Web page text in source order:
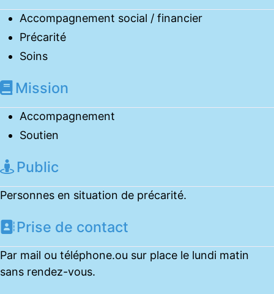
Accompagnement social / financier
Précarité
Soins
Mission
Accompagnement
Soutien
Public
Personnes en situation de précarité.
Prise de contact
Par mail ou téléphone.ou sur place le lundi matin
sans rendez-vous.